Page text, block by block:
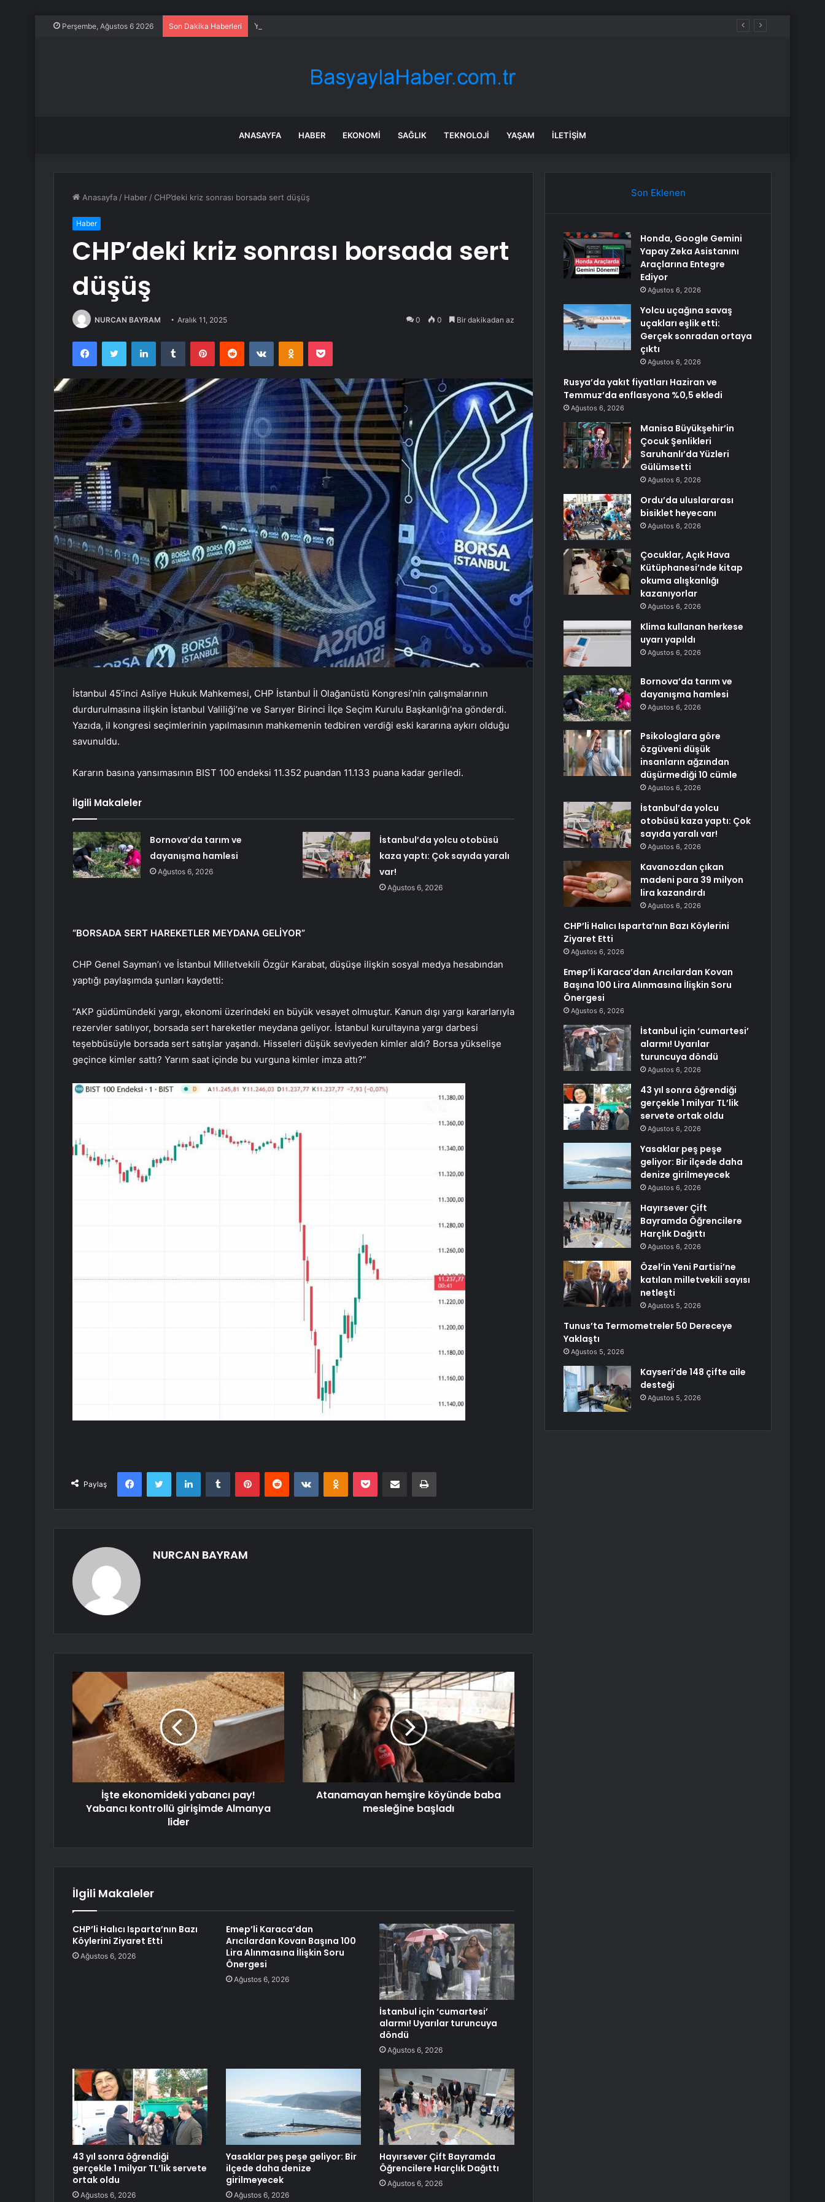
Perşembe, Ağustos 6 2026 Son Dakika Haberleri Yolcu uçağına savaş uçakları eşlik etti: Gerçek sonradan ortaya çıktı
ANASAYFA HABER EKONOMI SAĞLIK TEKNOLOJI YAŞAM İLETIŞIM
Anasayfa / Haber / CHP’deki kriz sonrası borsada sert düşüş
Haber
CHP’deki kriz sonrası borsada sert
düşüş
NURCAN BAYRAM Aralık 11, 2025 0 0 Bir dakikadan az
FacebookTwitter LinkedInTumblr PinterestReddit VKontakteOdnoklassniki
Pocket
İstanbul 45’inci Asliye Hukuk Mahkemesi, CHP İstanbul İl Olağanüstü Kongresi’nin çalışmalarının
durdurulmasına ilişkin İstanbul Valiliği’ne ve Sarıyer Birinci İlçe Seçim Kurulu Başkanlığı’na gönderdi.
Yazıda, il kongresi seçimlerinin yapılmasının mahkemenin tedbiren verdiği eski kararına aykırı olduğu
savunuldu.
Kararın basına yansımasının BIST 100 endeksi 11.352 puandan 11.133 puana kadar geriledi.
İlgili Makaleler
Bornova’da tarım ve
dayanışma hamlesi
Ağustos 6, 2026
İstanbul’da yolcu otobüsü
kaza yaptı: Çok sayıda yaralı
var!
Ağustos 6, 2026
“BORSADA SERT HAREKETLER MEYDANA GELİYOR”
CHP Genel Sayman’ı ve İstanbul Milletvekili Özgür Karabat, düşüşe ilişkin sosyal medya hesabından
yaptığı paylaşımda şunları kaydetti:
“AKP güdümündeki yargı, ekonomi üzerindeki en büyük vesayet olmuştur. Kanun dışı yargı kararlarıyla
rezervler satılıyor, borsada sert hareketler meydana geliyor. İstanbul kurultayına yargı darbesi
teşebbüsüyle borsada sert satışlar yaşandı. Hisseleri düşük seviyeden kimler aldı? Borsa yükselişe
geçince kimler sattı? Yarım saat içinde bu vurguna kimler imza attı?”
Paylaş
FacebookTwitter LinkedInTumblr PinterestReddit VKontakteOdnoklassniki
Pocket E-Posta ile paylaş Yazdır
NURCAN BAYRAM
İşte ekonomideki yabancı pay!
Yabancı kontrollü girişimde Almanya
lider
Atanamayan hemşire köyünde baba
mesleğine başladı
İlgili Makaleler
CHP’li Halıcı Isparta’nın Bazı
Köylerini Ziyaret Etti
Ağustos 6, 2026
Emep’li Karaca’dan
Arıcılardan Kovan Başına 100
Lira Alınmasına İlişkin Soru
Önergesi
Ağustos 6, 2026
İstanbul için ‘cumartesi’
alarmı! Uyarılar turuncuya
döndü
Ağustos 6, 2026
43 yıl sonra öğrendiği
gerçekle 1 milyar TL’lik servete
ortak oldu
Ağustos 6, 2026
Yasaklar peş peşe geliyor: Bir
ilçede daha denize
girilmeyecek
Ağustos 6, 2026
Hayırsever Çift Bayramda
Öğrencilere Harçlık Dağıttı
Ağustos 6, 2026
Son Eklenen
Honda, Google Gemini
Yapay Zeka Asistanını
Araçlarına Entegre
Ediyor
Ağustos 6, 2026
Yolcu uçağına savaş
uçakları eşlik etti:
Gerçek sonradan ortaya
çıktı
Ağustos 6, 2026
Rusya’da yakıt fiyatları Haziran ve
Temmuz’da enflasyona %0,5 ekledi
Ağustos 6, 2026
Manisa Büyükşehir’in
Çocuk Şenlikleri
Saruhanlı’da Yüzleri
Gülümsetti
Ağustos 6, 2026
Ordu’da uluslararası
bisiklet heyecanı
Ağustos 6, 2026
Çocuklar, Açık Hava
Kütüphanesi’nde kitap
okuma alışkanlığı
kazanıyorlar
Ağustos 6, 2026
Klima kullanan herkese
uyarı yapıldı
Ağustos 6, 2026
Bornova’da tarım ve
dayanışma hamlesi
Ağustos 6, 2026
Psikologlara göre
özgüveni düşük
insanların ağzından
düşürmediği 10 cümle
Ağustos 6, 2026
İstanbul’da yolcu
otobüsü kaza yaptı: Çok
sayıda yaralı var!
Ağustos 6, 2026
Kavanozdan çıkan
madeni para 39 milyon
lira kazandırdı
Ağustos 6, 2026
CHP’li Halıcı Isparta’nın Bazı Köylerini
Ziyaret Etti
Ağustos 6, 2026
Emep’li Karaca’dan Arıcılardan Kovan
Başına 100 Lira Alınmasına İlişkin Soru
Önergesi
Ağustos 6, 2026
İstanbul için ‘cumartesi’
alarmı! Uyarılar
turuncuya döndü
Ağustos 6, 2026
43 yıl sonra öğrendiği
gerçekle 1 milyar TL’lik
servete ortak oldu
Ağustos 6, 2026
Yasaklar peş peşe
geliyor: Bir ilçede daha
denize girilmeyecek
Ağustos 6, 2026
Hayırsever Çift
Bayramda Öğrencilere
Harçlık Dağıttı
Ağustos 6, 2026
Özel’in Yeni Partisi’ne
katılan milletvekili sayısı
netleşti
Ağustos 5, 2026
Tunus’ta Termometreler 50 Dereceye
Yaklaştı
Ağustos 5, 2026
Kayseri’de 148 çifte aile
desteği
Ağustos 5, 2026